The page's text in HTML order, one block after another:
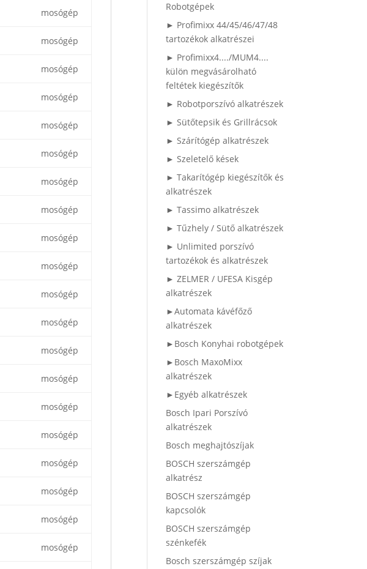
mosógép
mosógép
mosógép
mosógép
mosógép
mosógép
mosógép
mosógép
mosógép
mosógép
mosógép
mosógép
mosógép
mosógép
mosógép
mosógép
mosógép
mosógép
mosógép
mosógép
Robotgépek
► Profimixx 44/45/46/47/48
tartozékok alkatrészei
► Profimixx4..../MUM4....
külön megvásárolható
feltétek kiegészítők
► Robotporszívó alkatrészek
► Sütőtepsik és Grillrácsok
► Szárítógép alkatrészek
► Szeletelő kések
► Takarítógép kiegészítők és
alkatrészek
► Tassimo alkatrészek
► Tűzhely / Sütő alkatrészek
► Unlimited porszívó
tartozékok és alkatrészek
► ZELMER / UFESA Kisgép
alkatrészek
►Automata kávéfőző
alkatrészek
►Bosch Konyhai robotgépek
►Bosch MaxoMixx
alkatrészek
►Egyéb alkatrészek
Bosch Ipari Porszívó
alkatrészek
Bosch meghajtószíjak
BOSCH szerszámgép
alkatrész
BOSCH szerszámgép
kapcsolók
BOSCH szerszámgép
szénkefék
Bosch szerszámgép szíjak